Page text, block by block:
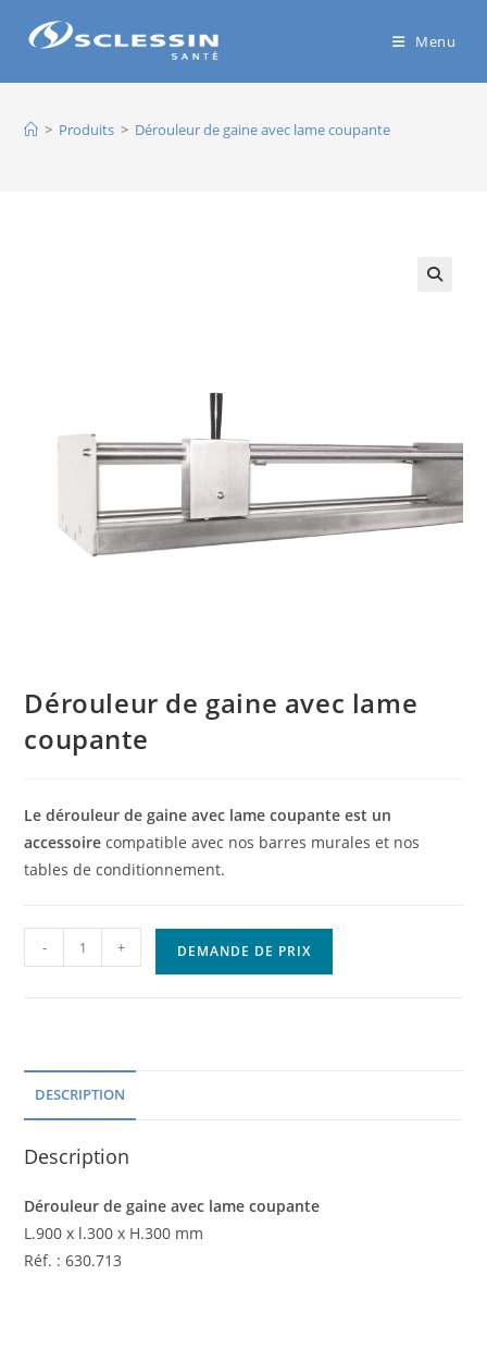
Menu
> Produits > Dérouleur de gaine avec lame coupante
Dérouleur de gaine avec lame
coupante
Le dérouleur de gaine avec lame coupante est un
accessoire compatible avec nos barres murales et nos
tables de conditionnement.
- + DEMANDE DE PRIX
DESCRIPTION
Description
Dérouleur de gaine avec lame coupante
L.900 x l.300 x H.300 mm
Réf. : 630.713